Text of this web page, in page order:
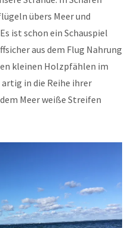
übers Meer und
ist schon ein Schauspiel
aus dem Flug Nahrung
kleinen Holzpfählen im
in die Reihe ihrer
Meer weiße Streifen